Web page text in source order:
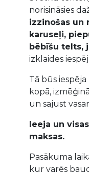
norisināsies
izzinošas un
karuseļi,
bēbīšu telts,
izklaides
Tā būs
kopā,
un sajust
Ieeja un
maksas.
Pasākuma
kur varēs